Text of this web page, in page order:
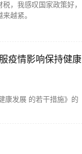
，我感叹国家政策好，
越紧。
疫情影响保持健康
康发展 的若干措施》的